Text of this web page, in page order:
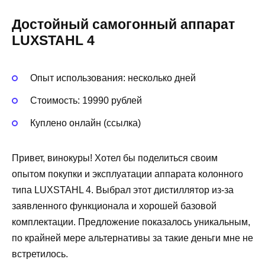
Достойный самогонный аппарат
LUXSTAHL 4
Опыт использования: несколько дней
Стоимость: 19990 рублей
Куплено онлайн (ссылка)
Привет, винокуры! Хотел бы поделиться своим
опытом покупки и эксплуатации аппарата колонного
типа LUXSTAHL 4. Выбрал этот дистиллятор из-за
заявленного функционала и хорошей базовой
комплектации. Предложение показалось уникальным,
по крайней мере альтернативы за такие деньги мне не
встретилось.